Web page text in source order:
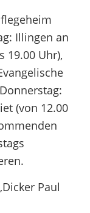
Illingen an
19.00 Uhr),
(von 12.00
Paul